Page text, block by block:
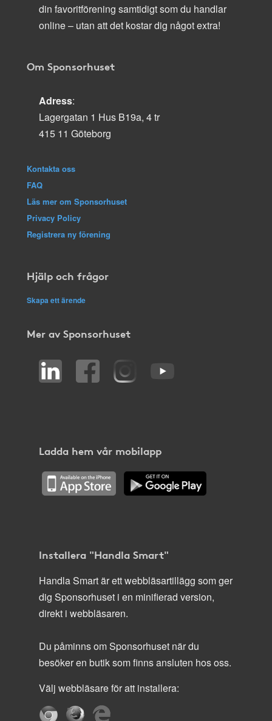
din favoritförening samtidigt som du handlar
online – utan att det kostar dig något extra!
Om Sponsorhuset
Adress:
Lagergatan 1 Hus B19a, 4 tr
415 11 Göteborg
Kontakta oss
FAQ
Läs mer om Sponsorhuset
Privacy Policy
Registrera ny förening
Hjälp och frågor
Skapa ett ärende
Mer av Sponsorhuset
Ladda hem vår mobilapp
Installera "Handla Smart"
Handla Smart är ett webbläsartillägg som ger
dig Sponsorhuset i en minifierad version,
direkt i webbläsaren.
Du påminns om Sponsorhuset när du
besöker en butik som finns ansluten hos oss.
Välj webbläsare för att installera: